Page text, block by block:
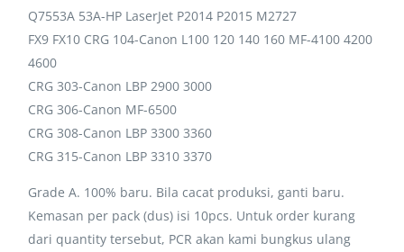
Q7553A 53A-HP LaserJet P2014 P2015 M2727
FX9 FX10 CRG 104-Canon L100 120 140 160 MF-4100 4200
4600
CRG 303-Canon LBP 2900 3000
CRG 306-Canon MF-6500
CRG 308-Canon LBP 3300 3360
CRG 315-Canon LBP 3310 3370
Grade A. 100% baru. Bila cacat produksi, ganti baru.
Kemasan per pack (dus) isi 10pcs. Untuk order kurang
dari quantity tersebut, PCR akan kami bungkus ulang